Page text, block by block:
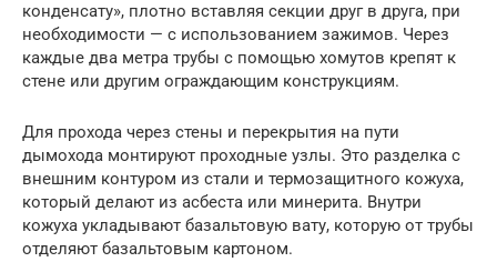
конденсату», плотно вставляя секции друг в друга, при
необходимости — с использованием зажимов. Через
каждые два метра трубы с помощью хомутов крепят к
стене или другим ограждающим конструкциям.
Для прохода через стены и перекрытия на пути
дымохода монтируют проходные узлы. Это разделка с
внешним контуром из стали и термозащитного кожуха,
который делают из асбеста или минерита. Внутри
кожуха укладывают базальтовую вату, которую от трубы
отделяют базальтовым картоном.